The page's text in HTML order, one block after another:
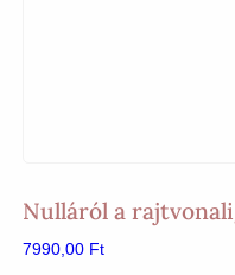
Nulláról a
7990,00 Ft